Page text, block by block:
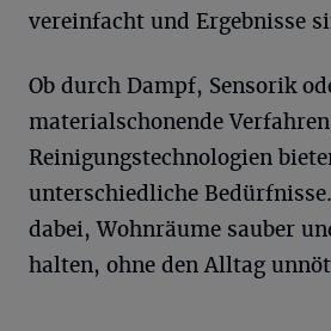
vereinfacht und Ergebnisse
Ob durch Dampf, Sensorik
materialschonende
Reinigungstechnologien
unterschiedliche
dabei, Wohnräume sauber
halten, ohne den Alltag